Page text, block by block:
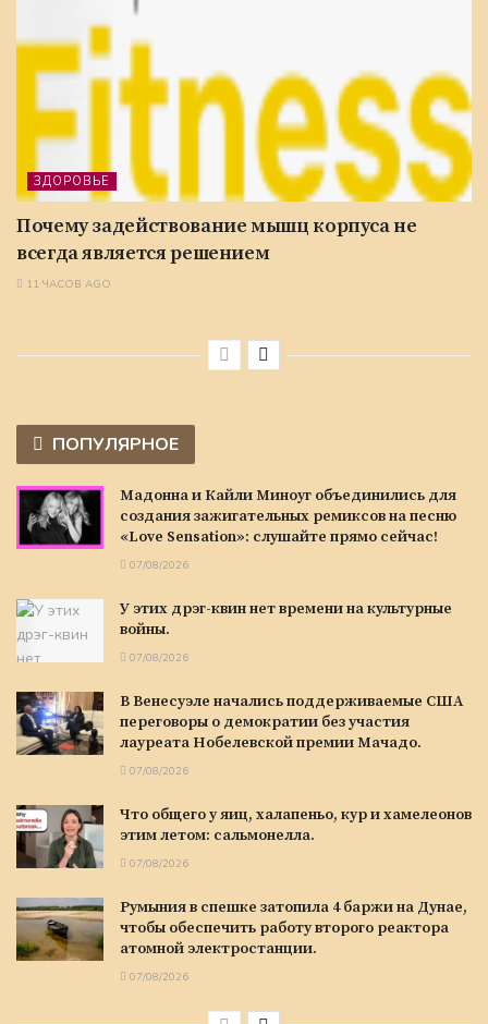
ЗДОРОВЬЕ
Почему задействование мышц корпуса не
всегда является решением
11 ЧАСОВ AGO
ПОПУЛЯРНОЕ
Мадонна и Кайли Миноуг объединились для
создания зажигательных ремиксов на песню
«Love Sensation»: слушайте прямо сейчас!
07/08/2026
У этих дрэг-квин нет времени на культурные
войны.
07/08/2026
В Венесуэле начались поддерживаемые США
переговоры о демократии без участия
лауреата Нобелевской премии Мачадо.
07/08/2026
Что общего у яиц, халапеньо, кур и хамелеонов
этим летом: сальмонелла.
07/08/2026
Румыния в спешке затопила 4 баржи на Дунае,
чтобы обеспечить работу второго реактора
атомной электростанции.
07/08/2026